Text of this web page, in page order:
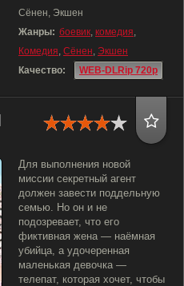
Сёнен, Экшен
Жанры: боевик, комедия,
Комедия, Сёнен, Экшен
Качество:
WEB-DLRip 720p
Для выполнения новой
миссии секретный агент
должен завести поддельную
семью. Но он и не
подозревает, что его
фиктивная жена — наёмная
убийца, а удочеренная
маленькая девочка —
телепат, которая хочет, чтобы